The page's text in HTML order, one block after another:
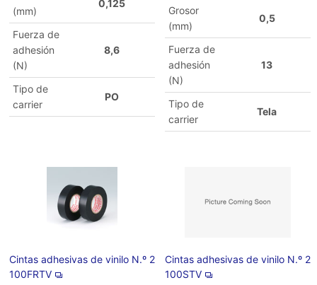
(mm)
0,125
Fuerza de
adhesión
(N)
8,6
Tipo de
carrier
PO
Grosor
(mm)
0,5
Fuerza de
adhesión
(N)
13
Tipo de
carrier
Tela
Cintas adhesivas de vinilo N.º 2
100FRTV
Cintas adhesivas de vinilo N.º 2
100STV